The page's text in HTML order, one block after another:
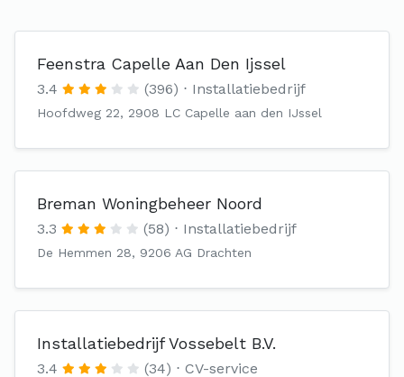
Feenstra Capelle Aan Den Ijssel
3.4 (396) Installatiebedrijf
Hoofdweg 22, 2908 LC Capelle aan den IJssel
Breman Woningbeheer Noord
3.3 (58) Installatiebedrijf
De Hemmen 28, 9206 AG Drachten
Installatiebedrijf Vossebelt B.V.
3.4 (34) CV-service